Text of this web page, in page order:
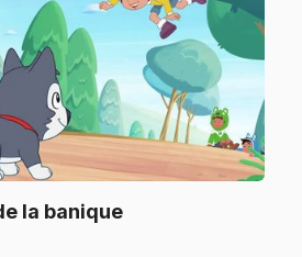
la banique.